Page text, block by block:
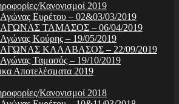
Κανονισμοί 2019
Αγώνας Ευρέτου – 02&03/03/2019
ΑΓΩΝΑΣ ΤΑΜΑΣΟΣ – 06/04/2019
Αγώνας Κούρης – 19/05/2019
ΑΓΩΝΑΣ ΚΑΛΑΒΑΣΟΣ – 22/09/2019
Αγώνας Ταμασός – 19/10/2019
Αποτελέσματα 2019
Κανονισμοί 2018